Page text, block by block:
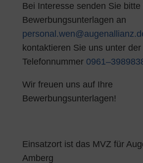
Bei Interesse senden Sie bitte
Bewerbungsunterlagen an
kontaktieren Sie uns unter der
Telefonnummer
Wir freuen uns auf Ihre
Bewerbungsunterlagen!
Einsatzort ist das MVZ für
Amberg